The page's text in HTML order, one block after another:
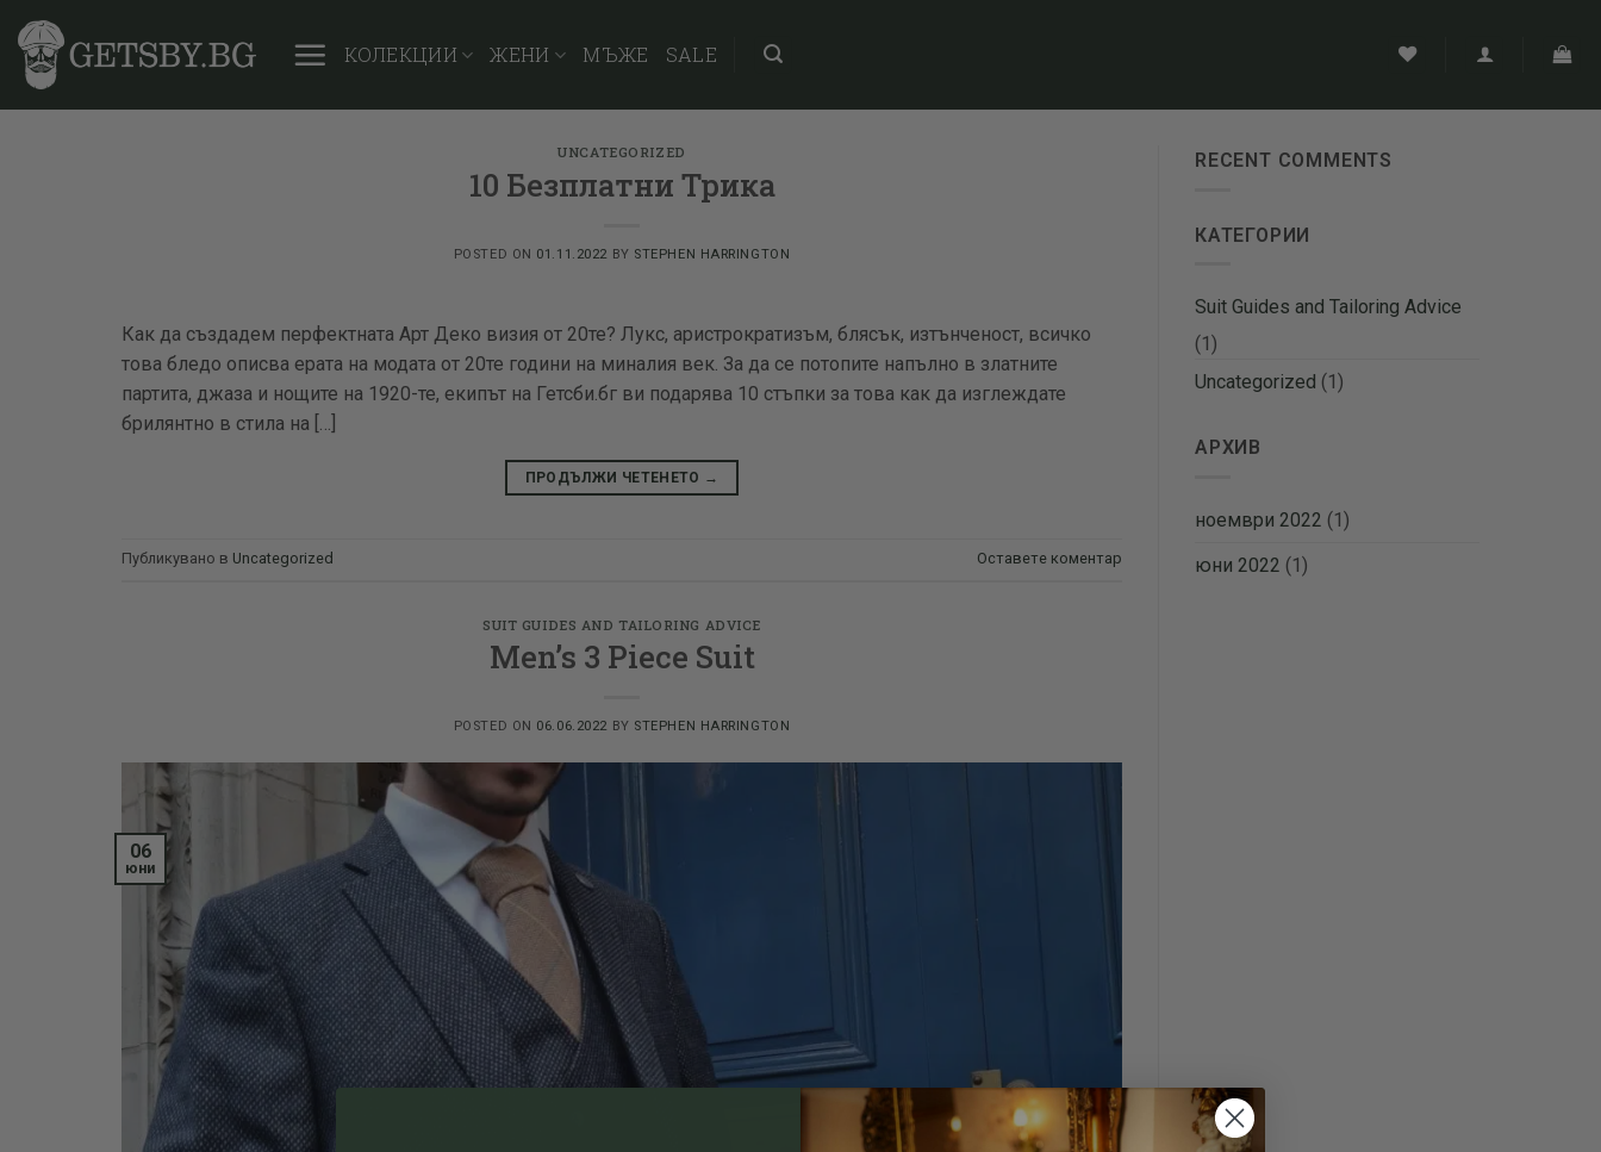
content
КОЛЕКЦИИ ЖЕНИ МЪЖЕ SALE
UNCATEGORIZED
10 Безплатни Трика
POSTED ON 01.11.2022 BY STEPHEN HARRINGTON
Как да създадем перфектната Арт Деко визия от 20те? Лукс, аристрократизъм, блясък, изтънченост, всичко
това бледо описва ерата на модата от 20те години на миналия век. За да се потопите напълно в златните
партита, джаза и нощите на 1920-те, екипът на Гетсби.бг ви подарява 10 стъпки за това как да изглеждате
брилянтно в стила на […]
ПРОДЪЛЖИ ЧЕТЕНЕТО →
Публикувано в Uncategorized Оставете коментар
SUIT GUIDES AND TAILORING ADVICE
Men’s 3 Piece Suit
POSTED ON 06.06.2022 BY STEPHEN HARRINGTON
06
юни
RECENT COMMENTS
КАТЕГОРИИ
Suit Guides and Tailoring Advice
(1)
Uncategorized (1)
АРХИВ
ноември 2022 (1)
юни 2022 (1)